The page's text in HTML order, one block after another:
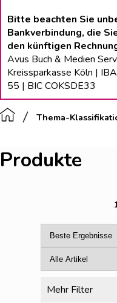
Bitte beachten Sie
Bankverbindung, die
den künftigen
Avus Buch & Medien
Kreissparkasse Köln |
55 | BIC COKSDE33
Thema-
Produkte
Mehr Filter